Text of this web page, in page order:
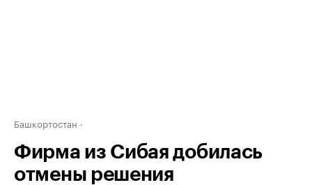
Башкортостан
Фирма из Сибая добилась
отмены решения